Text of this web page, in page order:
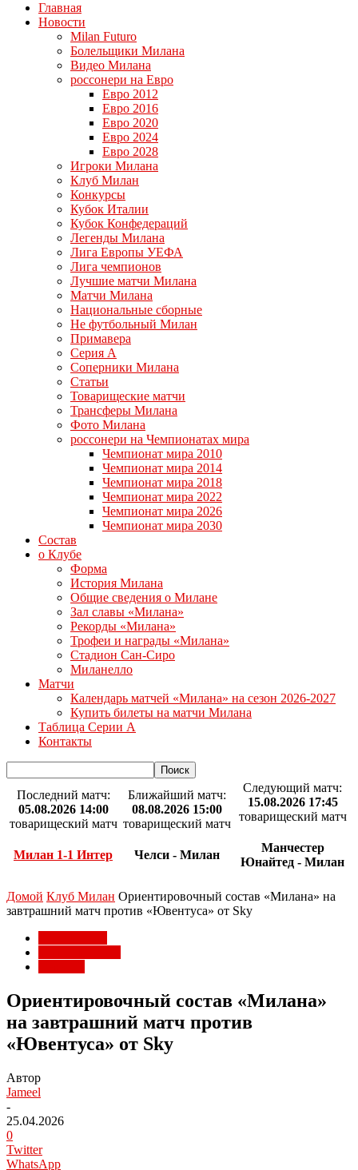
Главная
Новости
Milan Futuro
Болельщики Милана
Видео Милана
россонери на Евро
Евро 2012
Евро 2016
Евро 2020
Евро 2024
Евро 2028
Игроки Милана
Клуб Милан
Конкурсы
Кубок Италии
Кубок Конфедераций
Легенды Милана
Лига Европы УЕФА
Лига чемпионов
Лучшие матчи Милана
Матчи Милана
Национальные сборные
Не футбольный Милан
Примавера
Серия А
Соперники Милана
Статьи
Товарищеские матчи
Трансферы Милана
Фото Милана
россонери на Чемпионатах мира
Чемпионат мира 2010
Чемпионат мира 2014
Чемпионат мира 2018
Чемпионат мира 2022
Чемпионат мира 2026
Чемпионат мира 2030
Состав
о Клубе
Форма
История Милана
Общие сведения о Милане
Зал славы «Милана»
Рекорды «Милана»
Трофеи и награды «Милана»
Стадион Сан-Сиро
Миланелло
Матчи
Календарь матчей «Милана» на сезон 2026-2027
Купить билеты на матчи Милана
Таблица Серии А
Контакты
Последний матч:
05.08.2026 14:00
товарищеский матч
Милан 1-1 Интер
Ближайший матч:
08.08.2026 15:00
товарищеский матч
Челси - Милан
Следующий матч:
15.08.2026 17:45
товарищеский матч
Манчестер
Юнайтед - Милан
Домой Клуб Милан Ориентировочный состав «Милана» на
завтрашний матч против «Ювентуса» от Sky
Ориентировочный состав «Милана»
на завтрашний матч против
«Ювентуса» от Sky
Автор
Jameel
-
25.04.2026
0
Twitter
WhatsApp